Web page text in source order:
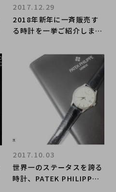
2018年新年に一斉販売す
る時計を一挙ご紹介しま
OMEGA(オメガ)、ROLEX
(ロレックス)も御座いま
2017.12.29
世界一のステータスを誇る
時計、PATEK PHILIPPE
2017.10.03